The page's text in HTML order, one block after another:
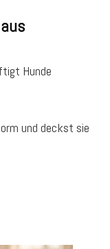
Hunde
und deckst sie